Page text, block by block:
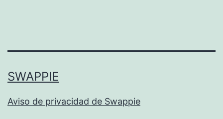
SWAPPIE
Aviso de privacidad de Swappie